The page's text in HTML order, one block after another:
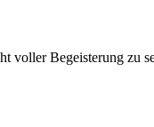
Begeisterung zu